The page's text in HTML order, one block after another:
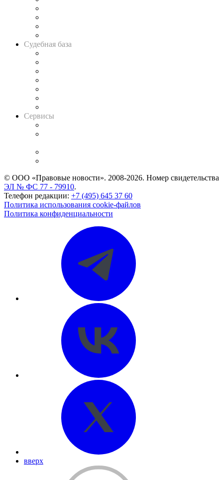
Судебная база
Сервисы
© ООО «Правовые новости». 2008-2026. Номер свидетельства
ЭЛ № ФС 77 - 79910.
Телефон редакции: +7 (495) 645 37 60
Политика использования cookie-файлов
Политика конфиденциальности
вверх